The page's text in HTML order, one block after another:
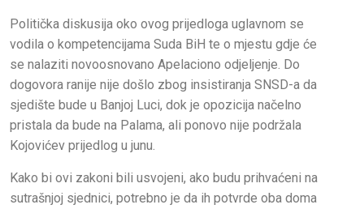
Politička diskusija oko ovog prijedloga uglavnom se
vodila o kompetencijama Suda BiH te o mjestu gdje će
se nalaziti novoosnovano Apelaciono odjeljenje. Do
dogovora ranije nije došlo zbog insistiranja SNSD-a da
sjedište bude u Banjoj Luci, dok je opozicija načelno
pristala da bude na Palama, ali ponovo nije podržala
Kojovićev prijedlog u junu.
Kako bi ovi zakoni bili usvojeni, ako budu prihvaćeni na
sutrašnjoj sjednici, potrebno je da ih potvrde oba doma